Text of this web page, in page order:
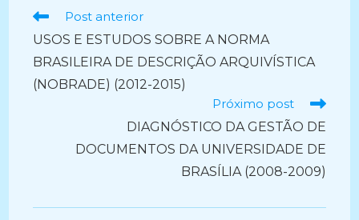
Ler
artigos
Post anterior
USOS E ESTUDOS SOBRE A NORMA
BRASILEIRA DE DESCRIÇÃO ARQUIVÍSTICA
(NOBRADE) (2012-2015)
Próximo post
DIAGNÓSTICO DA GESTÃO DE
DOCUMENTOS DA UNIVERSIDADE DE
BRASÍLIA (2008-2009)